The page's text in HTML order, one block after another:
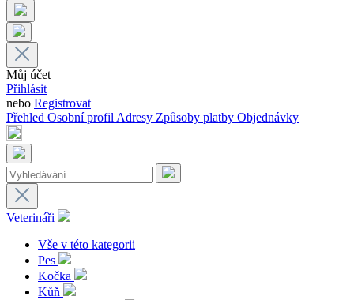
Můj účet
Přihlásit
nebo Registrovat
Přehled Osobní profilAdresy Způsoby platby Objednávky
Veterináři
Vše v této kategorii
Pes
Kočka
Kůň